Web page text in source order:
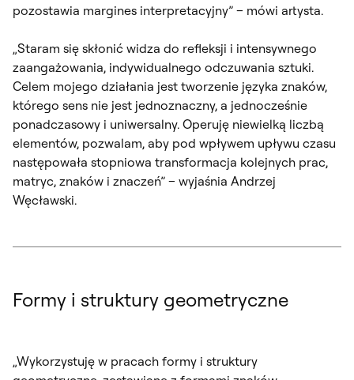
pozostawia margines interpretacyjny” – mówi artysta.
„Staram się skłonić widza do refleksji i intensywnego
zaangażowania, indywidualnego odczuwania sztuki.
Celem mojego działania jest tworzenie języka znaków,
którego sens nie jest jednoznaczny, a jednocześnie
ponadczasowy i uniwersalny. Operuję niewielką liczbą
elementów, pozwalam, aby pod wpływem upływu czasu
następowała stopniowa transformacja kolejnych prac,
matryc, znaków i znaczeń” – wyjaśnia Andrzej
Węcławski.
Formy i struktury geometryczne
„Wykorzystuję w pracach formy i struktury